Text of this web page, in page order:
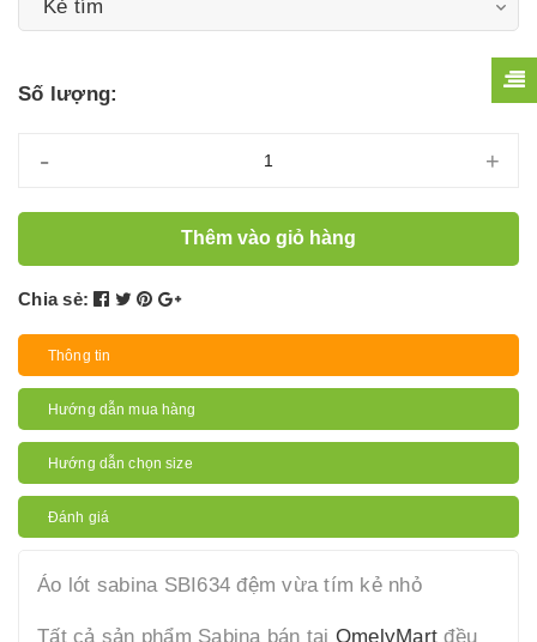
Số lượng:
- +
Thêm vào giỏ hàng
Chia sẻ:
Thông tin
Hướng dẫn mua hàng
Hướng dẫn chọn size
Đánh giá
Áo lót sabina SBI634 đệm vừa tím kẻ nhỏ
Tất cả sản phẩm Sabina bán tại OmelyMart đều